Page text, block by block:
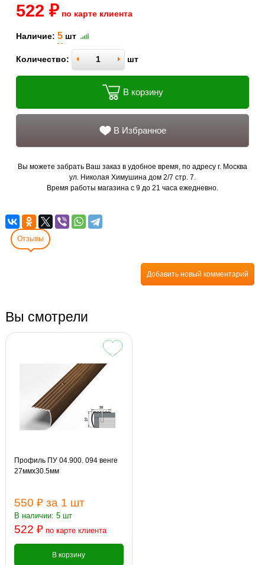
522 ₽ по карте клиента
Наличие: 5 шт
Количество: шт
В корзину
В Избранное
Вы можете забрать Ваш заказ в удобное время, по адресу г. Москва
ул. Николая Химушина дом 2/7 стр. 7.
Время работы магазина с 9 до 21 часа ежедневно.
Отзывы
Добавить новый комментарий
Вы смотрели
Профиль ПУ 04.900. 094 венге
27ммх30.5мм
550 ₽ за 1 шт
В наличии: 5 шт
522 ₽ по карте клиента
В корзину